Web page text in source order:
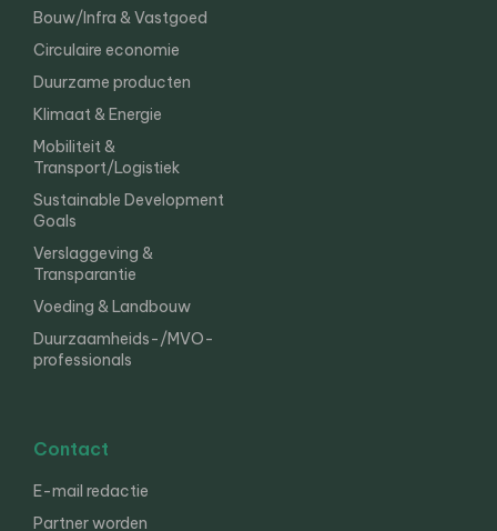
Bouw/Infra & Vastgoed
Circulaire economie
Duurzame producten
Klimaat & Energie
Mobiliteit &
Transport/Logistiek
Sustainable Development
Goals
Verslaggeving &
Transparantie
Voeding & Landbouw
Duurzaamheids-/MVO-
professionals
Contact
E-mail redactie
Partner worden